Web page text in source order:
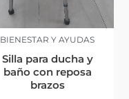
BIENESTAR Y AYUDAS
Silla para ducha y
baño con reposa
brazos